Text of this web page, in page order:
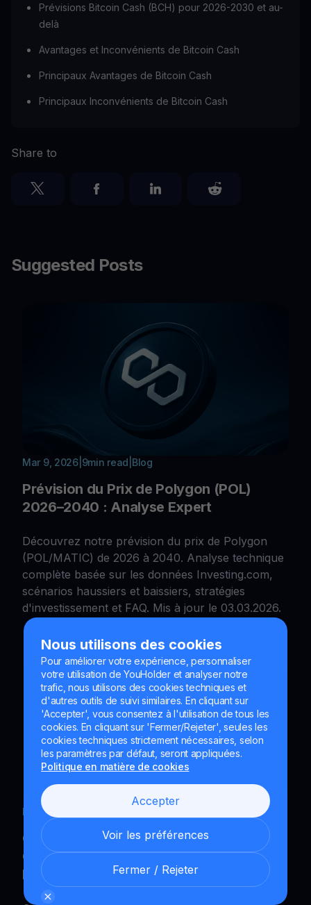
Nous utilisons des cookies
Pour améliorer votre expérience, personnaliser
votre utilisation de YouHolder et analyser notre
trafic, nous utilisons des cookies techniques et
d'autres outils de suivi similaires. En cliquant sur
'Accepter', vous consentez à l'utilisation de tous les
cookies. En cliquant sur 'Fermer/Rejeter', seules les
cookies techniques strictement nécessaires, selon
les paramètres par défaut, seront appliquées.
Politique en matière de cookies
Accepter
Voir les préférences
Fermer / Rejeter
Prévisions Bitcoin Cash (BCH) pour 2026-2030 et au-
delà
Avantages et Inconvénients de Bitcoin Cash
Principaux Avantages de Bitcoin Cash
Principaux Inconvénients de Bitcoin Cash
Share to
Suggested Posts
Mar 9, 2026| 9min read Blog
Prévision du Prix de Polygon (POL)
2026–2040 : Analyse Expert
Découvrez notre prévision du prix de Polygon
(POL/MATIC) de 2026 à 2040. Analyse technique
complète basée sur les données Investing.com,
scénarios haussiers et baissiers, stratégies
d'investissement et FAQ. Mis à jour le 03.03.2026.
Feb 12, 2026
Comment Éviter les Arnaques Crypto :
Guide Expert pour Protéger vos Actifs
Numériques